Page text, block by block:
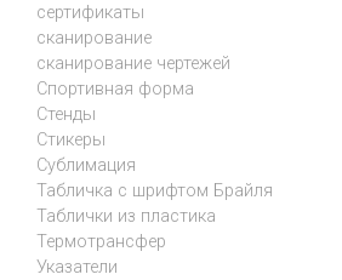
сертификаты
сканирование
сканирование чертежей
Спортивная форма
Стенды
Стикеры
Сублимация
Табличка с шрифтом Брайля
Таблички из пластика
Термотрансфер
Указатели